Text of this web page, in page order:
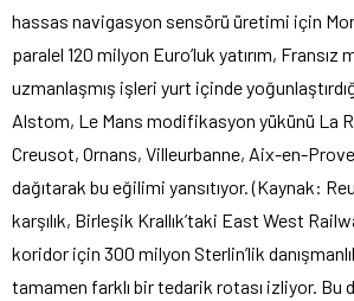
hassas navigasyon sensörü üretimi için
paralel 120 milyon Euro’luk yatırım, Fransız
uzmanlaşmış işleri yurt içinde
Alstom, Le Mans modifikasyon yükünü La
Creusot, Ornans, Villeurbanne, Aix-en-
dağıtarak bu eğilimi yansıtıyor. (Kaynak:
karşılık, Birleşik Krallık’taki East West
koridor için 300 milyon Sterlin’lik
tamamen farklı bir tedarik rotası izliyor. Bu